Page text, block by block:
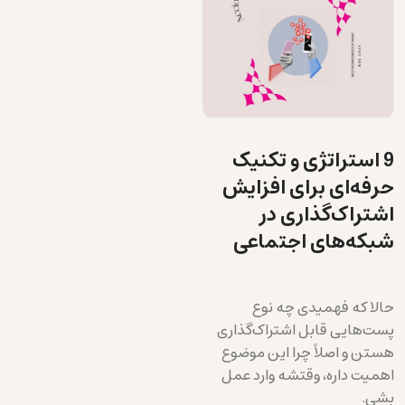
9 استراتژی و تکنیک
حرفه‌ای برای افزایش
اشتراک‌گذاری در
شبکه‌های اجتماعی
حالا که فهمیدی چه نوع
پست‌هایی قابل اشتراک‌گذاری
هستن و اصلاً چرا این موضوع
اهمیت داره، وقتشه وارد عمل
بشی.